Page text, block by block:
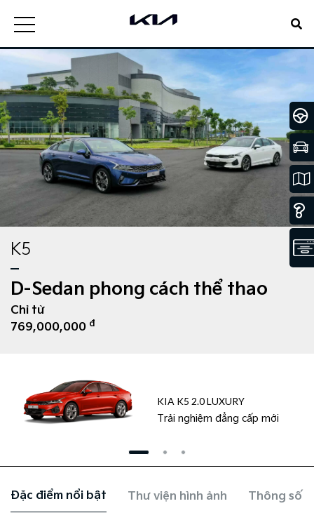
K5
D-Sedan phong cách thể thao
Chỉ từ
769,000,000 đ
KIA K5 2.0 LUXURY
Trải nghiệm đẳng cấp mới
Đặc điểm nổi bật Thư viện hình ảnh Thông số